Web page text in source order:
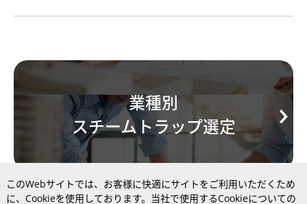
業種別
スチームトラップ選定
このWebサイトでは、お客様に快適にサイトをご利用いただくため
に、Cookieを使用しております。当社で使用するCookieについての